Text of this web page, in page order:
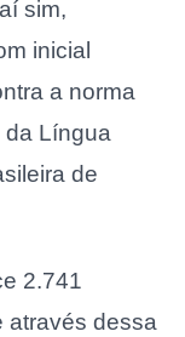
sim,
inicial
a norma
da Língua
de
2.741
através dessa